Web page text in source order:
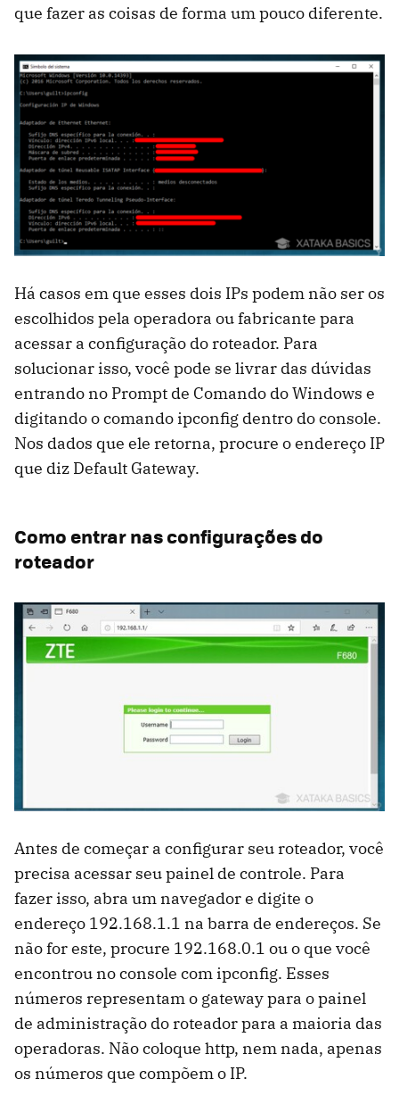
que fazer as coisas de forma um pouco diferente.
Há casos em que esses dois IPs podem não ser os
escolhidos pela operadora ou fabricante para
acessar a configuração do roteador. Para
solucionar isso, você pode se livrar das dúvidas
entrando no Prompt de Comando do Windows e
digitando o comando ipconfig dentro do console.
Nos dados que ele retorna, procure o endereço IP
que diz Default Gateway.
Como entrar nas configurações do
roteador
Antes de começar a configurar seu roteador, você
precisa acessar seu painel de controle. Para
fazer isso, abra um navegador e digite o
endereço 192.168.1.1 na barra de endereços. Se
não for este, procure 192.168.0.1 ou o que você
encontrou no console com ipconfig. Esses
números representam o gateway para o painel
de administração do roteador para a maioria das
operadoras. Não coloque http, nem nada, apenas
os números que compõem o IP.